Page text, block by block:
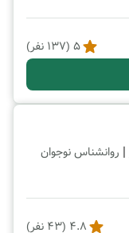
5
(
137 نفر)
| روانشناس نوجوان
4.8
(
43 نفر)